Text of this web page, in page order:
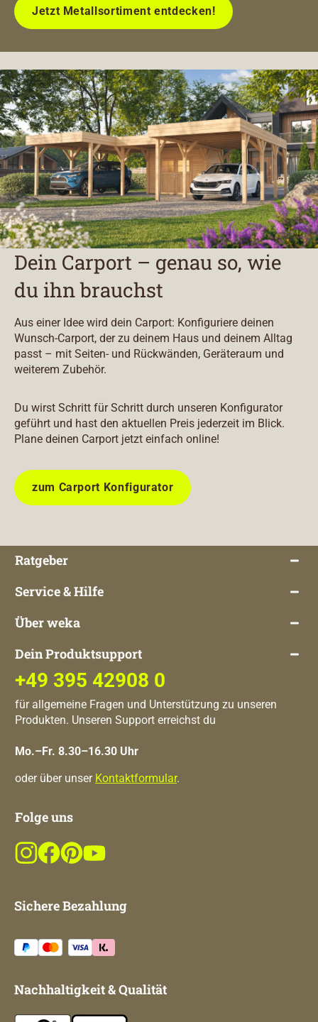
Jetzt Metallsortiment entdecken!
Dein Carport – genau so, wie
du ihn brauchst
Aus einer Idee wird dein Carport: Konfiguriere deinen
Wunsch-Carport, der zu deinem Haus und deinem Alltag
passt – mit Seiten- und Rückwänden, Geräteraum und
weiterem Zubehör.
Du wirst Schritt für Schritt durch unseren Konfigurator
geführt und hast den aktuellen Preis jederzeit im Blick.
Plane deinen Carport jetzt einfach online!
zum Carport Konfigurator
Ratgeber
Service & Hilfe
Über weka
Dein Produktsupport
+49 395 42908 0
für allgemeine Fragen und Unterstützung zu unseren
Produkten. Unseren Support erreichst du
Mo.–Fr. 8.30–16.30 Uhr
oder über unser Kontaktformular.
Folge uns
Sichere Bezahlung
Nachhaltigkeit & Qualität